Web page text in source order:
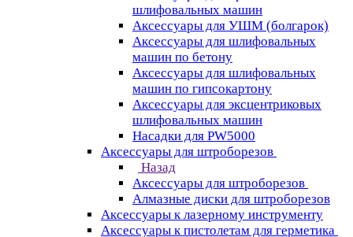
шлифовальных машин
Аксессуары для УШМ (болгарок)
Аксессуары для шлифовальных
машин по бетону
Аксессуары для шлифовальных
машин по гипсокартону
Аксессуары для эксцентриковых
шлифовальных машин
Насадки для PW5000
Аксессуары для штроборезов
Назад
Аксессуары для штроборезов
Алмазные диски для штроборезов
Аксессуары к лазерному инструменту
Аксессуары к пистолетам для герметика